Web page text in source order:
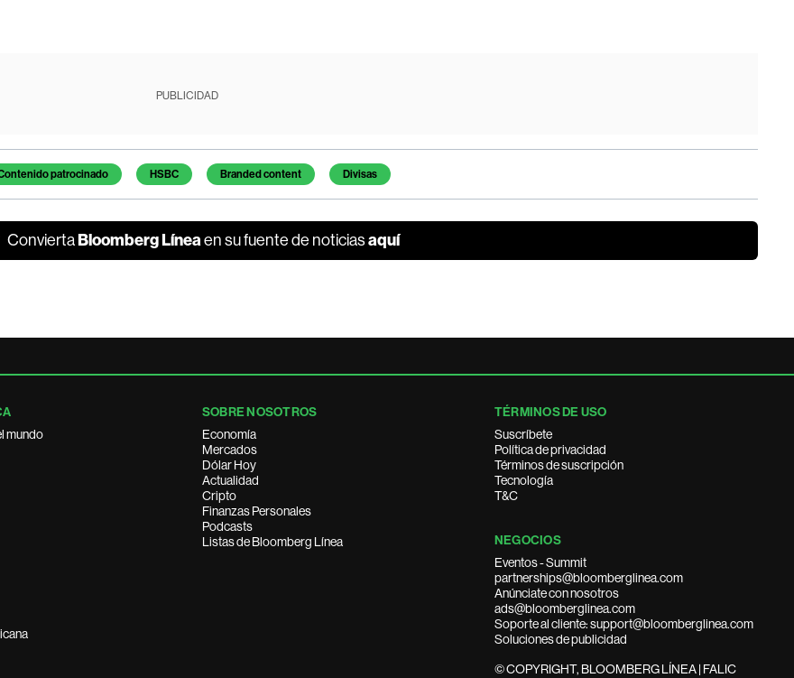
PUBLICIDAD
patrocinado HSBC Branded content Divisas
ConviertaBloomberg Líneaen su fuente de noticiasaquí
mundo
SOBRE NOSOTROS
Economía
Mercados
Dólar Hoy
Actualidad
Cripto
Finanzas Personales
Podcasts
Listas de Bloomberg Línea
TÉRMINOS DE USO
Suscríbete
Política de privacidad
Términos de suscripción
Tecnología
T&C
NEGOCIOS
Eventos - Summit
partnerships@bloomberglinea.com
Anúnciate con nosotros
ads@bloomberglinea.com
Soporte al cliente: support@bloomberglinea.com
Soluciones de publicidad
© COPYRIGHT, BLOOMBERG LÍNEA | FALIC